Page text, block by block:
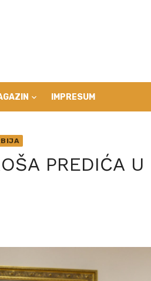
IMPRESUM
PREDIĆA U